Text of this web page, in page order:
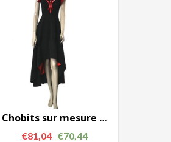
Chobits sur mesure Made cosplay costume pour Chobits Freya sur mesure robe noire AC00668
€81,04 €70,44